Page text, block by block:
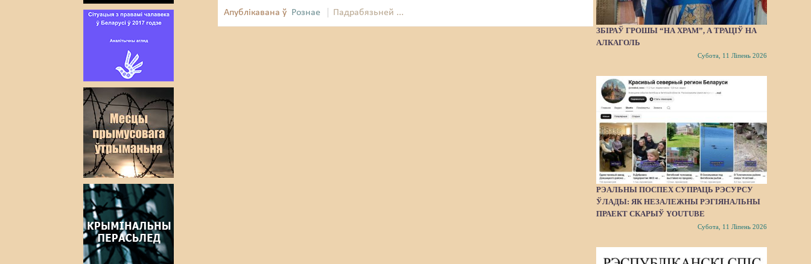
Апублікавана ў Рознае Падрабязьней ...
ЗБІРАЎ ГРОШЫ “НА ХРАМ”, А ТРАЦІЎ НА
АЛКАГОЛЬ
Субота, 11 Ліпень 2026
РЭАЛЬНЫ ПОСПЕХ СУПРАЦЬ РЭСУРСУ
ЎЛАДЫ: ЯК НЕЗАЛЕЖНЫ РЭГІЯНАЛЬНЫ
ПРАЕКТ СКАРЫЎ YOUTUBE
Субота, 11 Ліпень 2026